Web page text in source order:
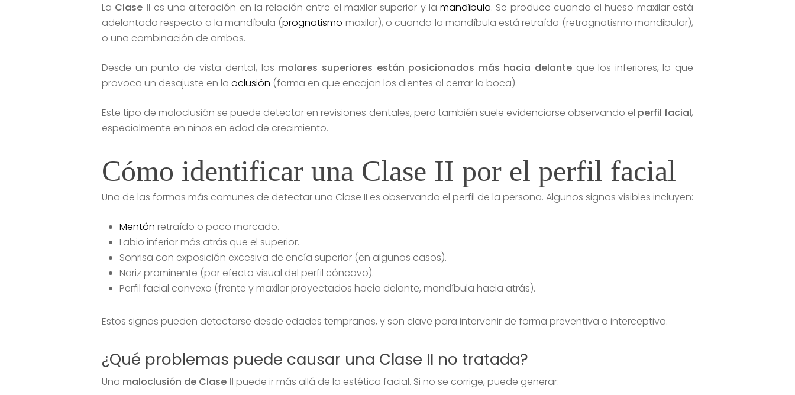
La Clase II es una alteración en la relación entre el maxilar superior y lamandíbula. Se produce cuando el hueso maxilar está
adelantado respecto a la mandíbula (prognatismo maxilar), o cuando la mandíbula está retraída (retrognatismo mandibular),
o una combinación de ambos.
Desde un punto de vista dental, los molares superiores están posicionados más hacia delanteque los inferiores, lo que
provoca un desajuste en la oclusión (forma en que encajan los dientes al cerrar la boca).
Este tipo de maloclusión se puede detectar en revisiones dentales, pero también suele evidenciarse observando el perfil facial,
especialmente en niños en edad de crecimiento.
Cómo identificar una Clase II por el perfil facial
Una de las formas más comunes de detectar una Clase II es observando el perfil de la persona. Algunos signos visibles incluyen:
Mentón retraído o poco marcado.
Labio inferior más atrás que el superior.
Sonrisa con exposición excesiva de encía superior (en algunos casos).
Nariz prominente (por efecto visual del perfil cóncavo).
Perfil facial convexo (frente y maxilar proyectados hacia delante, mandíbula hacia atrás).
Estos signos pueden detectarse desde edades tempranas, y son clave para intervenir de forma preventiva o interceptiva.
¿Qué problemas puede causar una Clase II no tratada?
Una maloclusión de Clase II puede ir más allá de la estética facial. Si no se corrige, puede generar: